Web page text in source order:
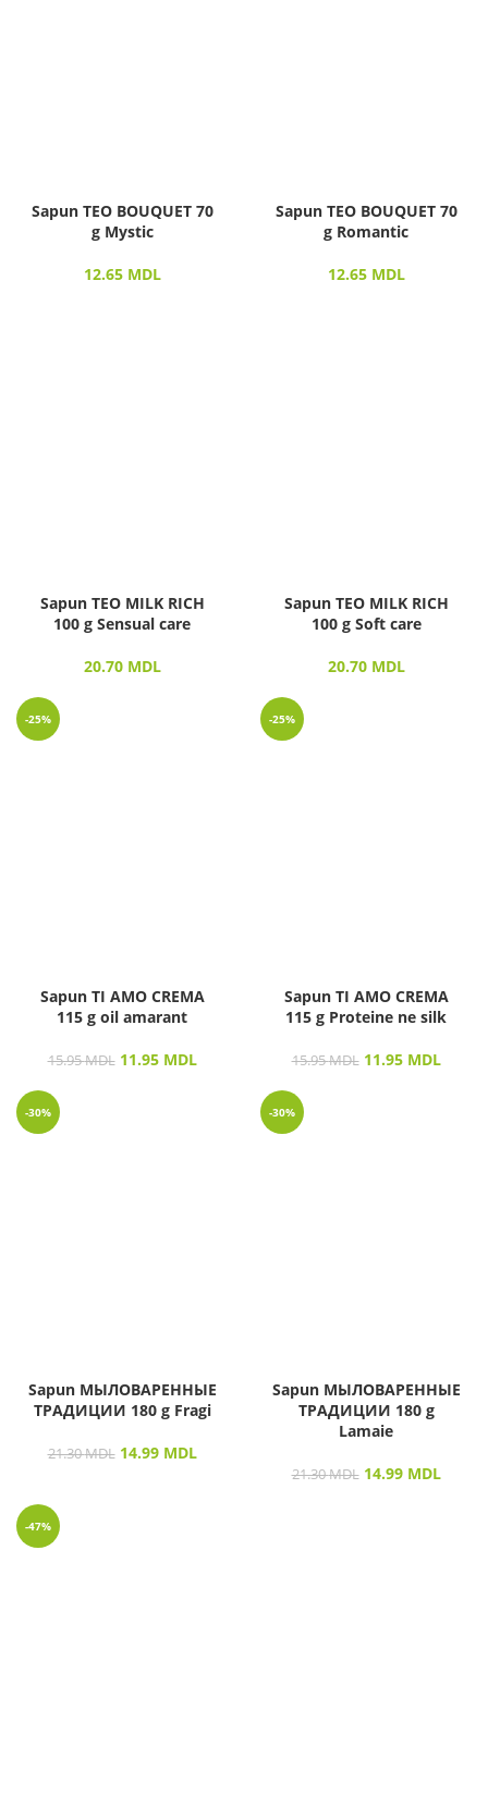
Sapun TEO BOUQUET 70
g Mystic
12.65 MDL
Sapun TEO BOUQUET 70
g Romantic
12.65 MDL
Sapun TEO MILK RICH
100 g Sensual care
20.70 MDL
Sapun TEO MILK RICH
100 g Soft care
20.70 MDL
-25%
Sapun TI AMO CREMA
115 g oil amarant
15.95MDL 11.95 MDL
-25%
Sapun TI AMO CREMA
115 g Proteine ne silk
15.95MDL 11.95 MDL
-30%
Sapun МЫЛОВАРЕННЫЕ
ТРАДИЦИИ 180 g Fragi
21.30MDL 14.99 MDL
-30%
Sapun МЫЛОВАРЕННЫЕ
ТРАДИЦИИ 180 g
Lamaie
21.30MDL 14.99 MDL
-47%